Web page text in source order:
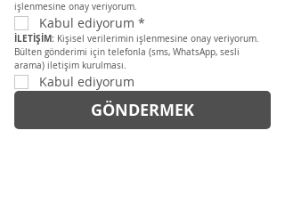
işlenmesine onay veriyorum.
Kabul ediyorum *
İLETİŞİM: Kişisel verilerimin işlenmesine onay veriyorum.
Bülten gönderimi için telefonla (sms, WhatsApp, sesli
arama) iletişim kurulması.
Kabul ediyorum
GÖNDERMEK